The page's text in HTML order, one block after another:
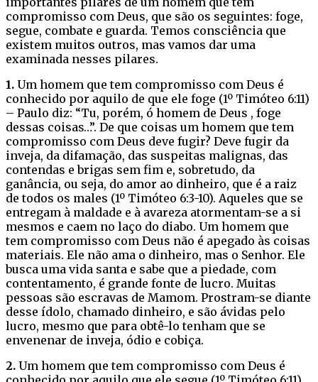
compromisso com Deus, que são os seguintes: foge,
segue, combate e guarda. Temos consciência que
existem muitos outros, mas vamos dar uma
examinada nesses pilares.
1. Um homem que tem compromisso com Deus é
conhecido por aquilo de que ele foge (1º Timóteo 6:11)
– Paulo diz: “Tu, porém, ó homem de Deus , foge
dessas coisas…”. De que coisas um homem que tem
compromisso com Deus deve fugir? Deve fugir da
inveja, da difamação, das suspeitas malignas, das
contendas e brigas sem fim e, sobretudo, da
ganância, ou seja, do amor ao dinheiro, que é a raiz
de todos os males (1º Timóteo 6:3-10). Aqueles que se
entregam à maldade e à avareza atormentam-se a si
mesmos e caem no laço do diabo. Um homem que
tem compromisso com Deus não é apegado às coisas
materiais. Ele não ama o dinheiro, mas o Senhor. Ele
busca uma vida santa e sabe que a piedade, com
contentamento, é grande fonte de lucro. Muitas
pessoas são escravas de Mamom. Prostram-se diante
desse ídolo, chamado dinheiro, e são ávidas pelo
lucro, mesmo que para obtê-lo tenham que se
envenenar de inveja, ódio e cobiça.
2. Um homem que tem compromisso com Deus é